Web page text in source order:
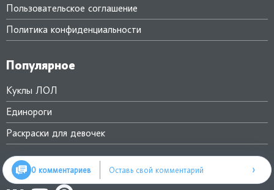
0 комментариев Оставь свой комментарий ›
Пользовательское соглашение
Политика конфиденциальности
Популярное
Куклы ЛОЛ
Единороги
Раскраски для девочек
Мы в соцсетях